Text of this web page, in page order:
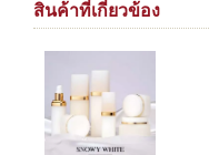
สินค้าที่เกี่ยวข้อง